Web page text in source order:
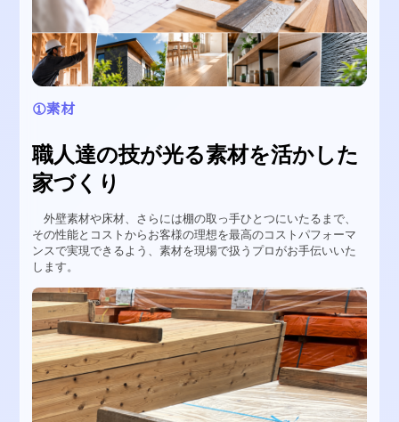
①素材
職人達の技が光る素材を活かした
家づくり
外壁素材や床材、さらには棚の取っ手ひとつにいたるまで、
その性能とコストからお客様の理想を最高のコストパフォーマ
ンスで実現できるよう、素材を現場で扱うプロがお手伝いいた
します。